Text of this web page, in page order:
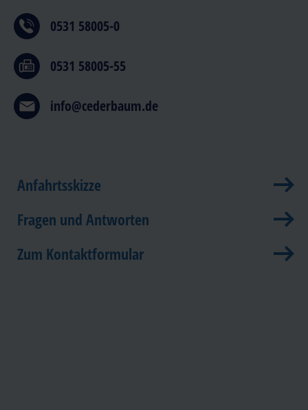
0531 58005-0
0531 58005-55
info@cederbaum.de
Anfahrtsskizze
Fragen und Antworten
Zum Kontaktformular